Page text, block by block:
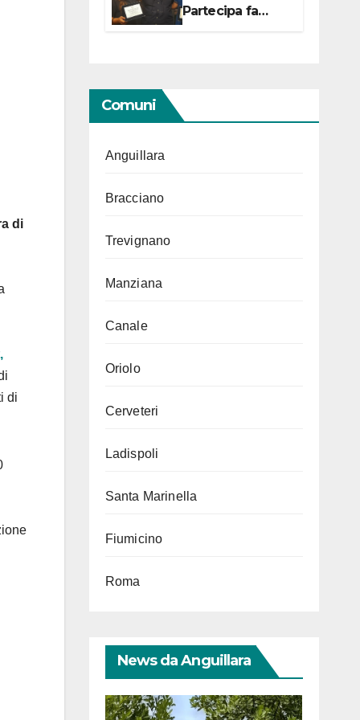
di
di
Partecipa fa
centro con due
Comuni
Anguillara
Bracciano
Trevignano
Manziana
Canale
Oriolo
Cerveteri
Ladispoli
Santa Marinella
Fiumicino
Roma
News da Anguillara